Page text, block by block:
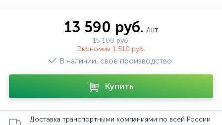
13 590 руб. /шт
15 100 руб.
Экономия 1 510 руб.
В наличии, свое производство
Купить
Доставка транспортными компаниями по всей России